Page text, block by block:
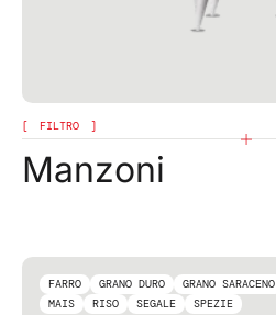
FILTRO
Manzoni
FARRO GRANO DURO GRANO SARACENO
MAIS
RISO SEGALE SPEZIE